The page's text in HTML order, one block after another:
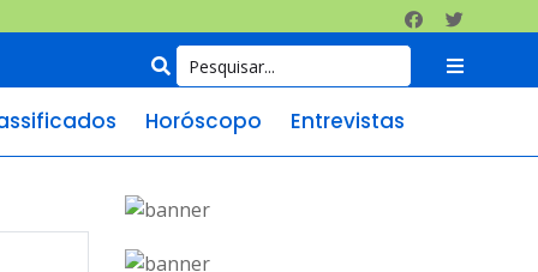
Horóscopo Entrevistas